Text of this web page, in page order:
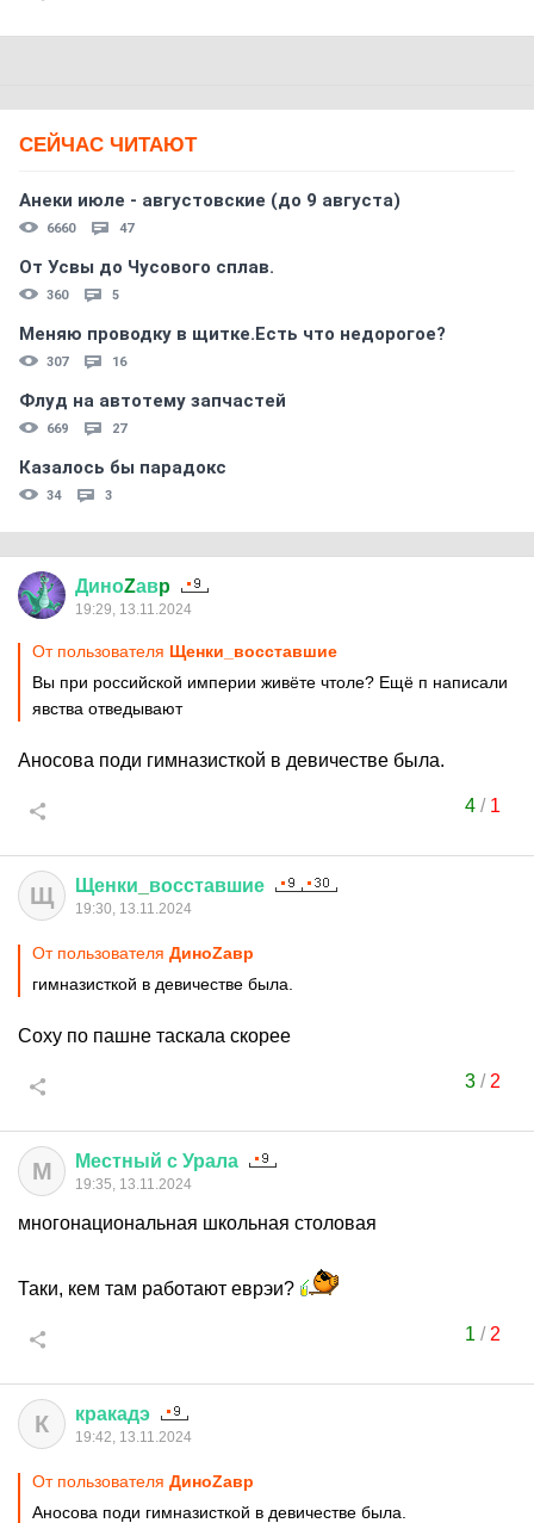
СЕЙЧАС ЧИТАЮТ
Анеки июле - августовские (до 9 августа)
6660 47
От Усвы до Чусового сплав.
360 5
Меняю проводку в щитке.Есть что недорогое?
307 16
Флуд на автотему запчастей
669 27
Казалось бы парадокс
34 3
ДиноZавp
19:29, 13.11.2024
От пользователя Щенки_восставшие
Вы при российской империи живёте чтоле? Ещё п написали
явства отведывают
Аносова поди гимназисткой в девичестве была.
4/ 1
Щ Щенки восставшие
19:30, 13.11.2024
От пользователя ДиноZавp
гимназисткой в девичестве была.
Соху по пашне таскала скорее
3/ 2
М Местный с Урала
19:35, 13.11.2024
многонациональная школьная столовая
Таки, кем там работают еврэи?
1 / 2
К кракадэ
19:42, 13.11.2024
От пользователя ДиноZавp
Аносова поди гимназисткой в девичестве была.